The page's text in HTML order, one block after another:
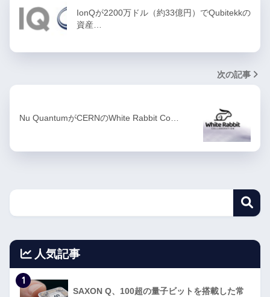
IonQが2200万ドル（約33億円）でQubitekkの
資産…
次の記事
Nu QuantumがCERNのWhite Rabbit Co…
人気記事
1
SAXON Q、100超の量子ビットを搭載した常